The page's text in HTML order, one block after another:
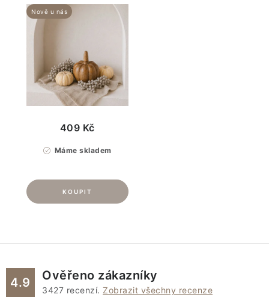
Nově u nás
Máme skladem
409 Kč
4.9 Ověřeno zákazníky
3427 recenzí. Zobrazit všechny recenze